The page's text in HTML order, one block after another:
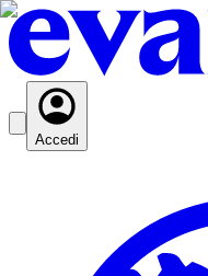
Accedi